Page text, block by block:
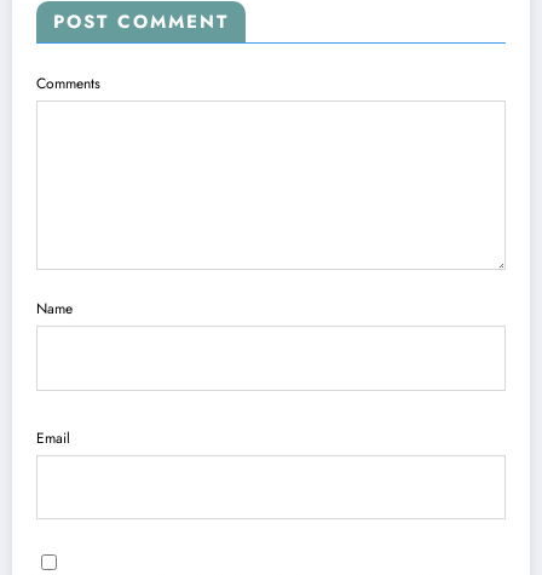
POST COMMENT
Comments
Name
Email